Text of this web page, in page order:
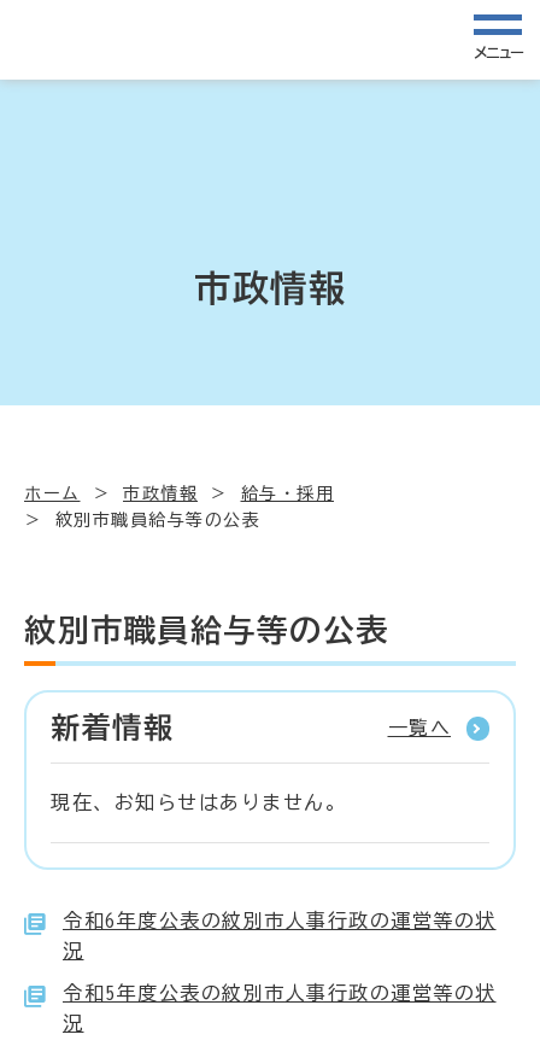
メニュー
市政情報
ホーム 市政情報
給与・採用
紋別市職員給与等の公表
紋別市職員給与等の公表
新着情報 一覧へ
現在、お知らせはありません。
令和6年度公表の紋別市人事行政の運営等の状
況
令和5年度公表の紋別市人事行政の運営等の状
況